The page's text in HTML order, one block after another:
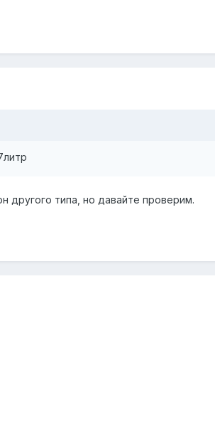
другого типа, но давайте проверим.